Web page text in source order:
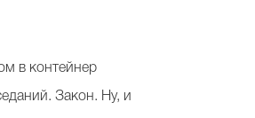
в контейнер
Закон. Ну, и